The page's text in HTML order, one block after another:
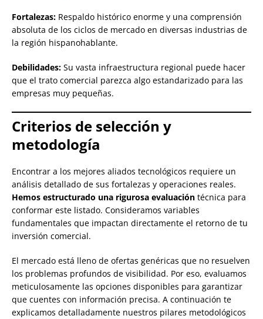
Fortalezas: Respaldo histórico enorme y una comprensión
absoluta de los ciclos de mercado en diversas industrias de
la región hispanohablante.
Debilidades: Su vasta infraestructura regional puede hacer
que el trato comercial parezca algo estandarizado para las
empresas muy pequeñas.
Criterios de selección y
metodología
Encontrar a los mejores aliados tecnológicos requiere un
análisis detallado de sus fortalezas y operaciones reales.
Hemos estructurado una rigurosa evaluación técnica para
conformar este listado. Consideramos variables
fundamentales que impactan directamente el retorno de tu
inversión comercial.
El mercado está lleno de ofertas genéricas que no resuelven
los problemas profundos de visibilidad. Por eso, evaluamos
meticulosamente las opciones disponibles para garantizar
que cuentes con información precisa. A continuación te
explicamos detalladamente nuestros pilares metodológicos